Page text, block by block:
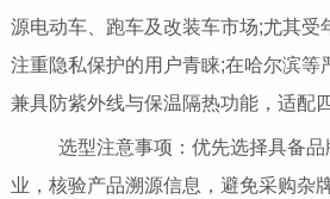
源电动车、跑车及改装车市场;尤其受
注重隐私保护的用户青睐;在哈尔滨等
兼具防紫外线与保温隔热功能，适配
选型注意事项：优先选择具备品
业，核验产品溯源信息，避免采购杂